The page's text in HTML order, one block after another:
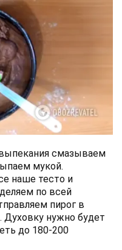
смазываем
мукой.
наше тесто и
по всей
пирог в
Духовку нужно будет
до 180-200